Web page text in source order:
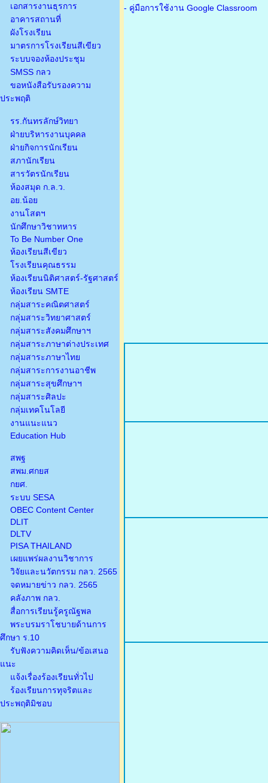
เอกสารงานธุรการ
อาคารสถานที่
ผังโรงเรียน
มาตรการโรงเรียนสีเขียว
ระบบจองห้องประชุม
SMSS กลว
ขอหนังสือรับรองความ
ประพฤติ
รร.กันทรลักษ์วิทยา
ฝ่ายบริหารงานบุคคล
ฝ่ายกิจการนักเรียน
สภานักเรียน
สารวัตรนักเรียน
ห้องสมุด ก.ล.ว.
อย.น้อย
งานโสตฯ
นักศึกษาวิชาทหาร
To Be Number One
ห้องเรียนสีเขียว
โรงเรียนคุณธรรม
ห้องเรียนนิติศาสตร์-รัฐศาสตร์
ห้องเรียน SMTE
กลุ่มสาระคณิตศาสตร์
กลุ่มสาระวิทยาศาสตร์
กลุ่มสาระสังคมศึกษาฯ
กลุ่มสาระภาษาต่างประเทศ
กลุ่มสาระภาษาไทย
กลุ่มสาระการงานอาชีพ
กลุ่มสาระสุขศึกษาฯ
กลุ่มสาระศิลปะ
กลุ่มเทคโนโลยี
งานแนะแนว
Education Hub
สพฐ
สพม.ศกยส
กยศ.
ระบบ SESA
OBEC Content Center
DLIT
DLTV
PISA THAILAND
เผยแพร่ผลงานวิชาการ
วิจัยและนวัตกรรม กลว. 2565
จดหมายข่าว กลว. 2565
คลังภาพ กลว.
สื่อการเรียนรู้ครูณัฐพล
พระบรมราโชบายด้านการ
ศึกษา ร.10
รับฟังความคิดเห็น/ข้อเสนอ
แนะ
แจ้งเรื่องร้องเรียนทั่วไป
ร้องเรียนการทุจริตและ
ประพฤติมิชอบ
- คู่มือการใช้งาน Google Classroom